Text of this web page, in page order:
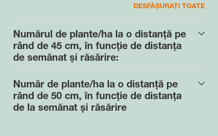
DESFĂȘURAȚI TOATE
Numărul de plante/ha la o distanță pe
rând de 45 cm, în funcție de distanța
de semănat și răsărire:
Număr de plante/ha la o distanță pe
rând de 50 cm, în funcție de distanța
de la semănat și răsărire